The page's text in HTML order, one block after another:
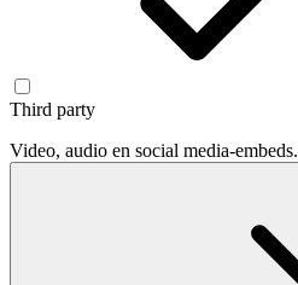
Third party
Video, audio en social media-embeds.